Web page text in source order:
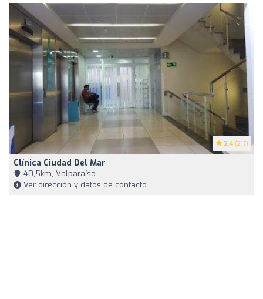
2.4 (217)
Clínica Ciudad Del Mar
40,5km, Valparaíso
Ver dirección y datos de contacto